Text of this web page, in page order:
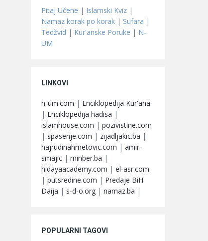
Pitaj Učene | Islamski Kviz |
Namaz korak po korak | Sufara |
Tedžvid | Kur'anske Poruke | N-
UM
LINKOVI
n-um.com | Enciklopedija Kur'ana
| Enciklopedija hadisa |
islamhouse.com | pozivistine.com
| spasenje.com | zijadljakic.ba |
hajrudinahmetovic.com | amir-
smajic | minber.ba |
hidayaacademy.com | el-asr.com
| putsredine.com | Predaje BiH
Daija | s-d-o.org | namaz.ba |
POPULARNI TAGOVI